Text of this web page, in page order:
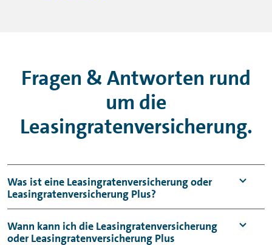
Fragen & Antworten rund
um die
Leasingratenversicherung.
Was ist eine Leasingratenversicherung oder
Leasingratenversicherung Plus?
Die Leasingratenversicherung (Plus) ist eine
Form der Restschuldversicherung. Diese
Wann kann ich die Leasingratenversicherung
oder Leasingratenversicherung Plus